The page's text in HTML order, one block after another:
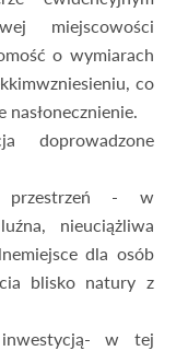
miejscowości
o wymiarach
co
nasłonecznienie.
doprowadzone
przestrzeń - w
nieuciążliwa
dla osób
blisko natury z
inwestycją- w tej